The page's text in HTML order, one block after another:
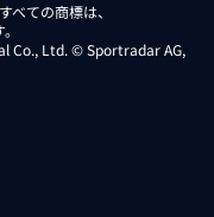
ての商標は、
Co., Ltd. © Sportradar AG,